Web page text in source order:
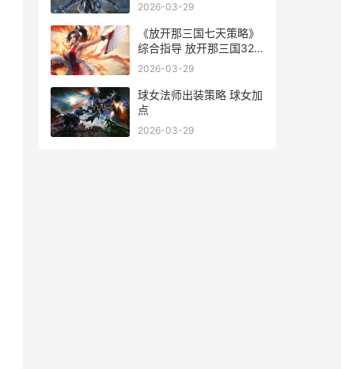
2026-03-29
《放开那三国七天策略》
综合指导 放开那三国327
章隐藏
2026-03-29
球女法师出装策略 球女加
点
2026-03-29